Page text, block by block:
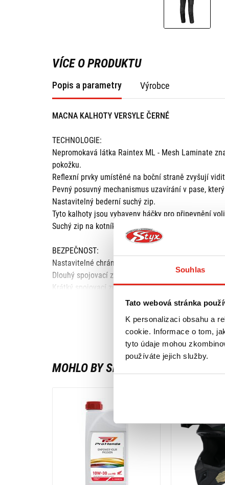
Souhlas
Tato webová stránka
K personalizaci obsahu a
cookie. Informace o tom,
tyto údaje mohou
používáte jejich služby.
VÍCE O PRODUKTU
Popis a parametry Výrobce
MACNA KALHOTY VERSYLE ČERNÉ
TECHNOLOGIE:
Nepromokavá látka Raintex ML - Mesh Laminate
pokožku.
Reflexní prvky umístěné na boční straně zvyšují
Pevný posuvný mechanismus uzavírání v pase,
Nastavitelný bederní suchý zip.
Tyto kalhoty jsou vybaveny háčky pro připevnění
Suchý zip na kotníku.
BEZPEČNOST:
Nastavitelné chrániče kolen.
Dlouhý spojovací zip.
Krátký spojovací zip.
Teplotně odolný materiál zabrání roztavení, kdykoli
KOMFORT:
Odnímatelná podšívka s voděodolnou vrstvou.
CE Level 1 chrániče kolen.
MATERIÁLY: fybrex, síťovina, ripstop
HMOTNOST: 1,68 kg
MOHLO BY SE VÁM LÍBIT